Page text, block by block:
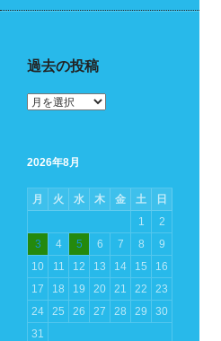
過去の投稿
過
稿
2026年8月
月 火 水 木 金 土
日
1
2
3
4 5 6 7 8
9
10
11 12 13 14 15
16
17
18 19 20 21 22
23
24
25 26 27 28 29
30
31